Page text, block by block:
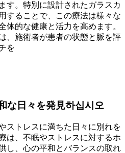
す。特別に設計されたガラスカ
することで、この療法は様々な
体的な健康と活力を高めます。
、施術者が患者の状態と脈を評
を
な日々を発見하십시오
ストレスに満ちた日々に別れを
は、不眠やストレスに対するホ
し、心の平和とバランスの取れ